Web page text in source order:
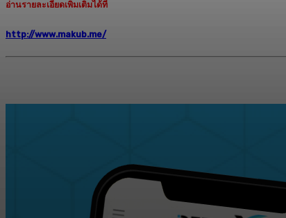
อ่านรายละเอียดเพิ่มเติมได้ที่
http://www.makub.me/